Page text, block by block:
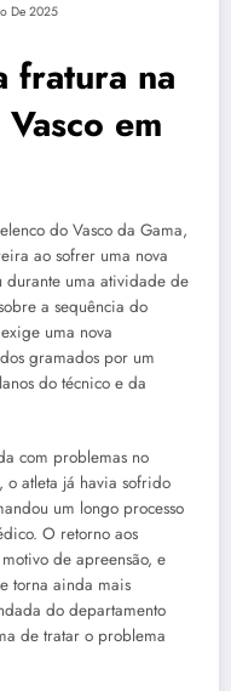
De 2025
fratura na
em
do Vasco da Gama,
ao sofrer uma nova
uma atividade de
a sequência do
uma nova
gramados por um
do técnico e da
com problemas no
atleta já havia sofrido
um longo processo
O retorno aos
de apreensão, e
torna ainda mais
do departamento
de tratar o problema